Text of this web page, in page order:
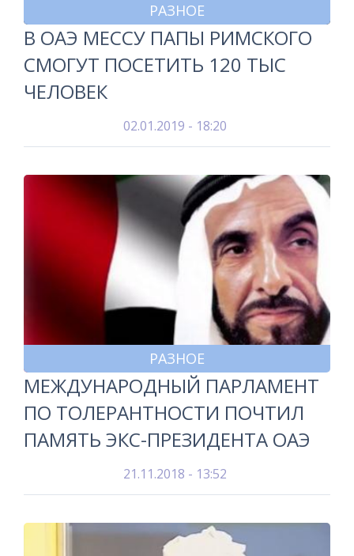
РАЗНОЕ
В ОАЭ МЕССУ ПАПЫ РИМСКОГО
СМОГУТ ПОСЕТИТЬ 120 ТЫС
ЧЕЛОВЕК
02.01.2019 - 18:20
РАЗНОЕ
МЕЖДУНАРОДНЫЙ ПАРЛАМЕНТ
ПО ТОЛЕРАНТНОСТИ ПОЧТИЛ
ПАМЯТЬ ЭКС-ПРЕЗИДЕНТА ОАЭ
21.11.2018 - 13:52